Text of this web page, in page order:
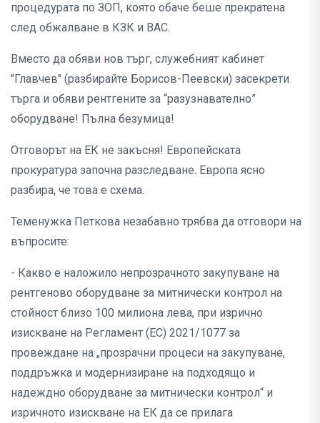
процедурата по ЗОП, която обаче беше прекратена
след обжалване в КЗК и ВАС.
Вместо да обяви нов търг, служебният кабинет
"Главчев" (разбирайте Борисов-Пеевски) засекрети
търга и обяви рентгените за “разузнавателно”
оборудване! Пълна безумица!
Отговорът на ЕК не закъсня! Европейската
прокуратура започна разследване. Европа ясно
разбира, че това е схема.
Теменужка Петкова незабавно трябва да отговори на
въпросите:
- Какво е наложило непрозрачното закупуване на
рентгеново оборудване за митнически контрол на
стойност близо 100 милиона лева, при изрично
изискване на Регламент (ЕС) 2021/1077 за
провеждане на „прозрачни процеси на закупуване,
поддръжка и модернизиране на подходящо и
надеждно оборудване за митнически контрол“ и
изричното изискване на ЕК да се прилага